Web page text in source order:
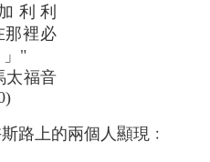
利利
那裡必
」"
福音
路上的兩個人顯現﹕